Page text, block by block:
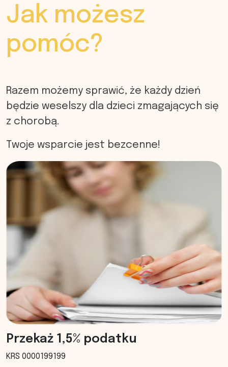
Jak możesz
pomóc?
Razem możemy sprawić, że każdy dzień
będzie weselszy dla dzieci zmagających się
z chorobą.
Twoje wsparcie jest bezcenne!
Przekaż 1,5% podatku
KRS 0000199199